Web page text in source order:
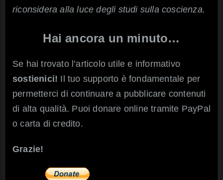
riconsidera alla luce degli studi sulla coscienza.
Hai ancora un minuto…
Se hai trovato l’articolo utile e informativo
sostienici! Il tuo supporto è fondamentale per
permetterci di continuare a pubblicare contenuti
di alta qualità. Puoi donare online tramite PayPal
o carta di credito.
Grazie!